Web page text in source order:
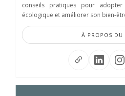
conseils pratiques pour
écologique et améliorer son bien-
À PROPOS DU